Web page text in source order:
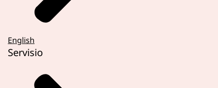
English
Servisio